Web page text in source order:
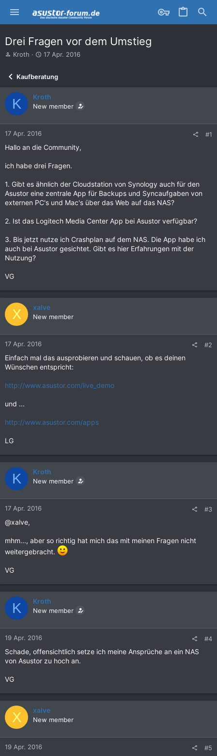
Drei Fragen vor dem Umstieg
E
e
l
e
r
Kroth
E
t
e
l
l
a
17 Apr. 2016
Kaufberatung
K Kroth
New member
17 Apr. 2016 #1
Hallo an die Community,
ich habe drei Fragen.
1. Gibt es ähnlich der Cloudstation von Synology auch für den
Asustor eine zentrale App für Backups und Syncaufgaben von
externen PC's und Mac's über das Web auf das NAS?
2. Ist das Logitech Media Center App bei Asustor verfügbar?
3. Bis jetzt nutze ich Crashplan auf dem NAS. Die App habe ich
auch bei Asustor gesichtet. Gibt es hier Erfahrungen mit der
Nutzung?
VG
X xalve
New member
17 Apr. 2016 #2
Einfach mal das ausprobieren und schauen, ob es deinen
Wünschen entspricht:
http://www.asustor.com/live_demo
und ...
http://www.asustor.com/apps
LG
K Kroth
New member
17 Apr. 2016 #3
@xalve,
mhm..., aber so richtig hat mich das mit meinen Fragen nicht
weitergebracht.
VG
K Kroth
New member
19 Apr. 2016 #4
Schade, offensichtlich setze ich meine Ansprüche an ein NAS
von Asustor zu hoch an.
VG
X xalve
New member
19 Apr. 2016 #5